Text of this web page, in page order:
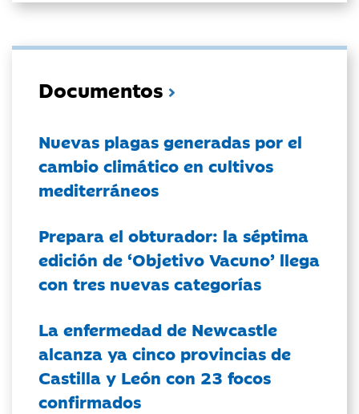
Documentos
Nuevas plagas generadas por el
cambio climático en cultivos
mediterráneos
Prepara el obturador: la séptima
edición de ‘Objetivo Vacuno’ llega
con tres nuevas categorías
La enfermedad de Newcastle
alcanza ya cinco provincias de
Castilla y León con 23 focos
confirmados